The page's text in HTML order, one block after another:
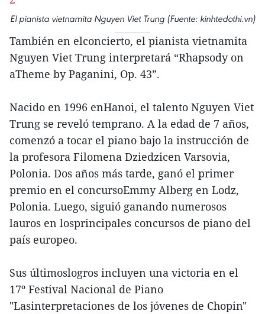
El pianista vietnamita Nguyen Viet Trung (Fuente: kinhtedothi.vn)
También en elconcierto, el pianista vietnamita
Nguyen Viet Trung interpretará “Rhapsody on
aTheme by Paganini, Op. 43”.
Nacido en 1996 enHanoi, el talento Nguyen Viet
Trung se reveló temprano. A la edad de 7 años,
comenzó a tocar el piano bajo la instrucción de
la profesora Filomena Dziedzicen Varsovia,
Polonia. Dos años más tarde, ganó el primer
premio en el concursoEmmy Alberg en Lodz,
Polonia. Luego, siguió ganando numerosos
lauros en losprincipales concursos de piano del
país europeo.
Sus últimoslogros incluyen una victoria en el
17º Festival Nacional de Piano
"Lasinterpretaciones de los jóvenes de Chopin"